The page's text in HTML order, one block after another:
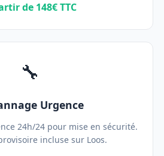
de 148€ TTC
🔧
Urgence
24h/24 pour mise en sécurité.
incluse sur Loos.